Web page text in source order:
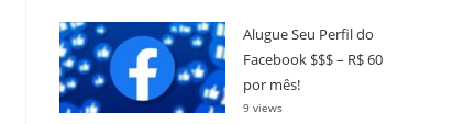
Alugue Seu Perfil do
Facebook $$$ – R$ 60
por mês!
9 views